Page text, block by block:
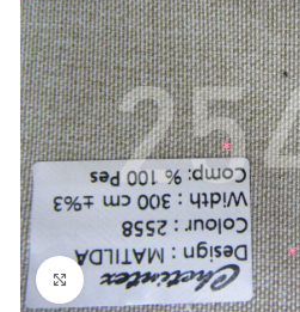
Нажмите, чтобы увеличить